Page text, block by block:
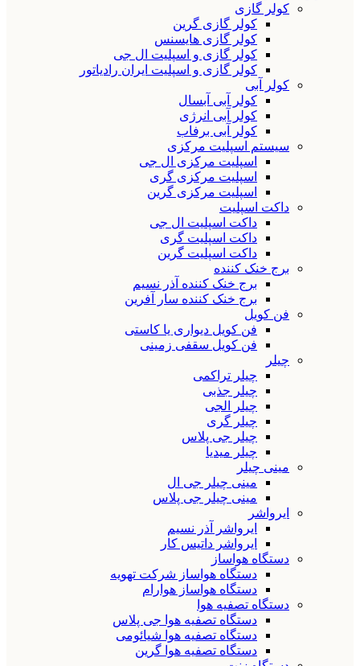
کولر گازی
کولر گازی گرین
کولر گازی هایسنس
کولر گازی و اسپلیت ال جی
کولر گازی و اسپلیت ایران رادیاتور
کولر آبی
کولر آبی آبسال
کولر آبی انرژی
کولر آبی برفاب
سیستم اسپلیت مرکزی
اسپلیت مرکزی ال جی
اسپلیت مرکزی گری
اسپلیت مرکزی گرین
داکت اسپلیت
داکت اسپلیت ال جی
داکت اسپلیت گری
داکت اسپلیت گرین
برج خنک کننده
برج خنک کننده آذر نسیم
برج خنک کننده سار آفرین
فن کویل
فن کویل دیواری یا کاستی
فن کویل سقفی زمینی
چیلر
چیلر تراکمی
چیلر جذبی
چیلر الجی
چیلر گری
چیلر جی پلاس
چیلر میدیا
مینی چیلر
مینی چیلر جی ال
مینی چیلر جی پلاس
ایرواشر
ایرواشر آذر نسیم
ایرواشر داتیس کار
دستگاه هواساز
دستگاه هواساز شرکت تهویه
دستگاه هواساز هوارام
دستگاه تصفیه هوا
دستگاه تصفیه هوا جی پلاس
دستگاه تصفیه هوا شیائومی
دستگاه تصفیه هوا گرین